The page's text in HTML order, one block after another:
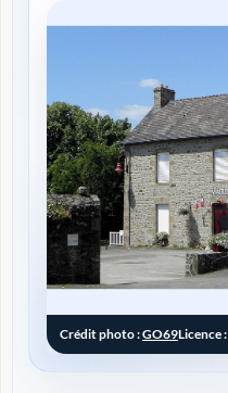
Crédit photo :GO69Licence :